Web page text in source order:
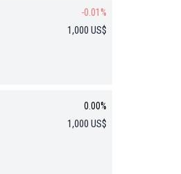
-0.01%
1,000 US$
0.00%
1,000 US$